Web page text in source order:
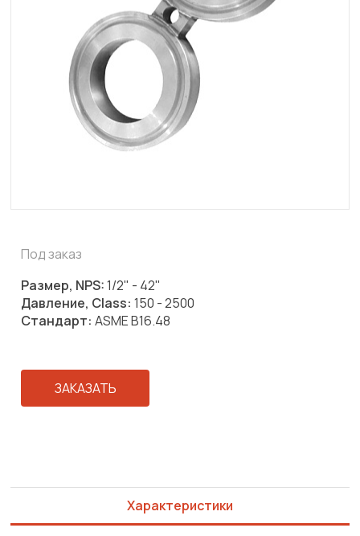
Под заказ
Размер, NPS:1/2" - 42"
Давление, Class: 150 - 2500
Стандарт: ASME B16.48
ЗАКАЗАТЬ
Характеристики